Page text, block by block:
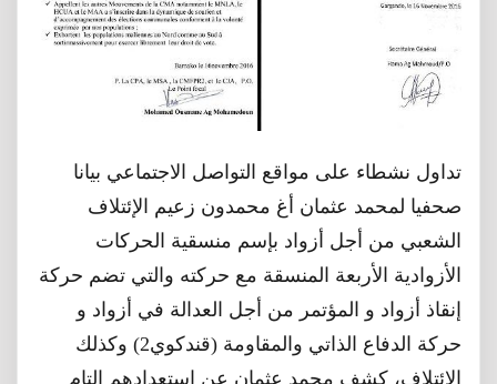
تداول نشطاء على مواقع التواصل الاجتماعي بيانا
صحفيا لمحمد عثمان أغ محمدون زعيم الإئتلاف
الشعبي من أجل أزواد بإسم منسقية الحركات
الأزوادية الأربعة المنسقة مع حركته والتي تضم حركة
إنقاذ أزواد و المؤتمر من أجل العدالة في أزواد و
حركة الدفاع الذاتي والمقاومة (قندكوي2) وكذلك
الإئتلاف، كشف محمد عثمان عن إستعدادهم التام